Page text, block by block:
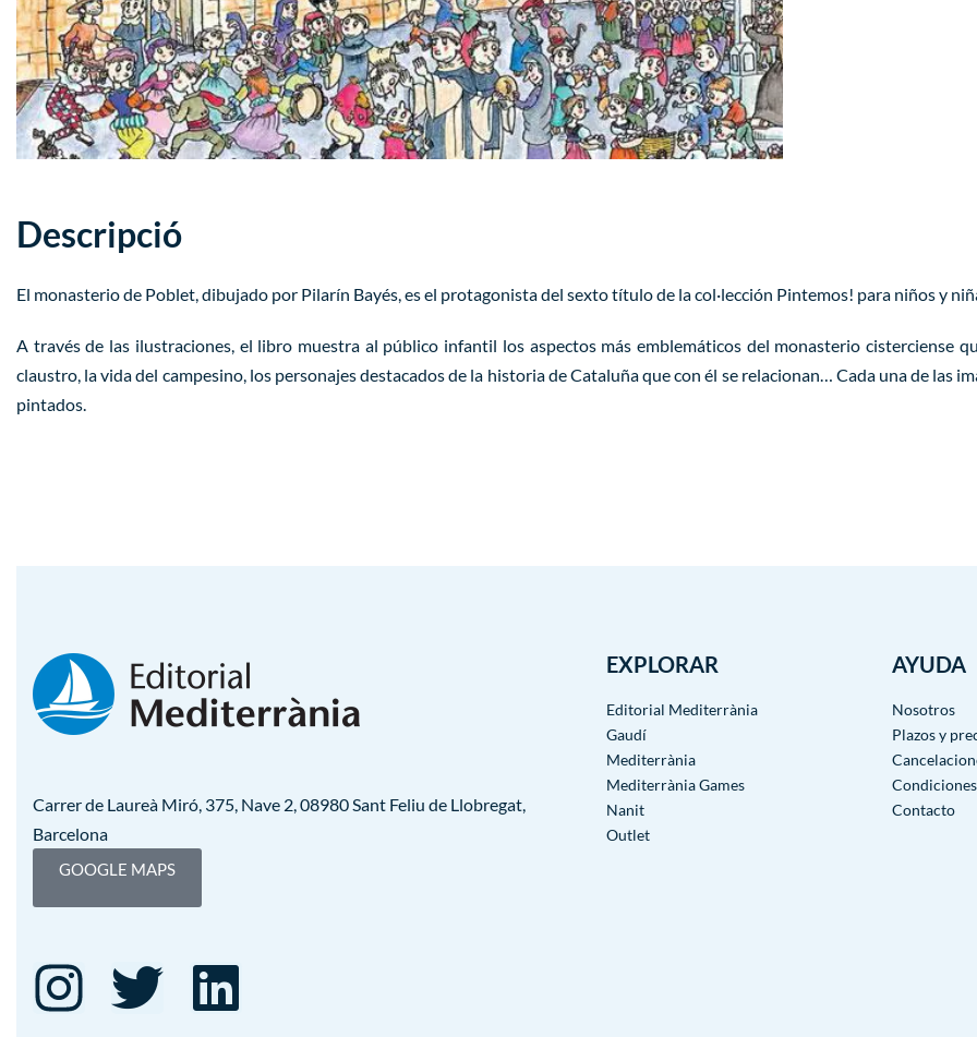
Descripció
El monasterio de Poblet, dibujado por Pilarín Bayés, es el protagonista del sexto título de la col·lección Pintemos! para niños y
A través de las ilustraciones, el libro muestra al público infantil los aspectos más emblemáticos del monasterio cisterciense
claustro, la vida del campesino, los personajes destacados de la historia de Cataluña que con él se relacionan… Cada una de las
pintados.
Carrer de Laureà Miró, 375, Nave 2, 08980 Sant Feliu de Llobregat,
Barcelona
GOOGLE MAPS
EXPLORAR
Editorial Mediterrània
Gaudí
Mediterrània
Mediterrània Games
Nanit
Outlet
AYUDA
Nosotros
Plazos y
Contacto